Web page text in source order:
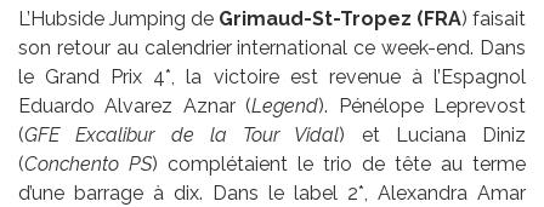
L’Hubside Jumping de Grimaud-St-Tropez (FRA) faisait
son retour au calendrier international ce week-end. Dans
le Grand Prix 4*, la victoire est revenue à l’Espagnol
Eduardo Alvarez Aznar (Legend). Pénélope Leprevost
(GFE Excalibur de la Tour Vidal) et Luciana Diniz
(Conchento PS) complétaient le trio de tête au terme
d’une barrage à dix. Dans le label 2*, Alexandra Amar